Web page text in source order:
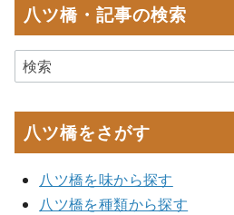
八ツ橋・記事の検索
八ツ橋をさがす
八ツ橋を味から探す
八ツ橋を種類から探す